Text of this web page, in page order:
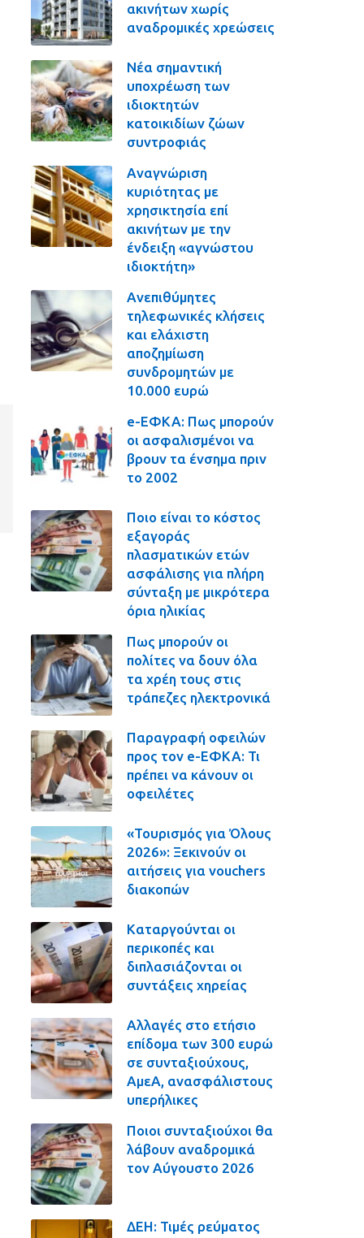
ακινήτων χωρίς
αναδρομικές χρεώσεις
Νέα σημαντική
υποχρέωση των
ιδιοκτητών
κατοικιδίων ζώων
συντροφιάς
Αναγνώριση
κυριότητας με
χρησικτησία επί
ακινήτων με την
ένδειξη «αγνώστου
ιδιοκτήτη»
Ανεπιθύμητες
τηλεφωνικές κλήσεις
και ελάχιστη
αποζημίωση
συνδρομητών με
10.000 ευρώ
e-ΕΦΚΑ: Πως μπορούν
οι ασφαλισμένοι να
βρουν τα ένσημα πριν
το 2002
Ποιο είναι το κόστος
εξαγοράς
πλασματικών ετών
ασφάλισης για πλήρη
σύνταξη με μικρότερα
όρια ηλικίας
Πως μπορούν οι
πολίτες να δουν όλα
τα χρέη τους στις
τράπεζες ηλεκτρονικά
Παραγραφή οφειλών
προς τον e-ΕΦΚΑ: Τι
πρέπει να κάνουν οι
οφειλέτες
«Τουρισμός για Όλους
2026»: Ξεκινούν οι
αιτήσεις για vouchers
διακοπών
Καταργούνται οι
περικοπές και
διπλασιάζονται οι
συντάξεις χηρείας
Αλλαγές στο ετήσιο
επίδομα των 300 ευρώ
σε συνταξιούχους,
ΑμεΑ, ανασφάλιστους
υπερήλικες
Ποιοι συνταξιούχοι θα
λάβουν αναδρομικά
τον Αύγουστο 2026
ΔΕΗ: Τιμές ρεύματος